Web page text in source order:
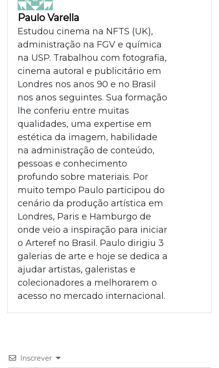
Paulo Varella
Estudou cinema na NFTS (UK),
administração na FGV e química
na USP. Trabalhou com fotografia,
cinema autoral e publicitário em
Londres nos anos 90 e no Brasil
nos anos seguintes. Sua formação
lhe conferiu entre muitas
qualidades, uma expertise em
estética da imagem, habilidade
na administração de conteúdo,
pessoas e conhecimento
profundo sobre materiais. Por
muito tempo Paulo participou do
cenário da produção artística em
Londres, Paris e Hamburgo de
onde veio a inspiração para iniciar
o Arteref no Brasil. Paulo dirigiu 3
galerias de arte e hoje se dedica a
ajudar artistas, galeristas e
colecionadores a melhorarem o
acesso no mercado internacional.
Inscrever